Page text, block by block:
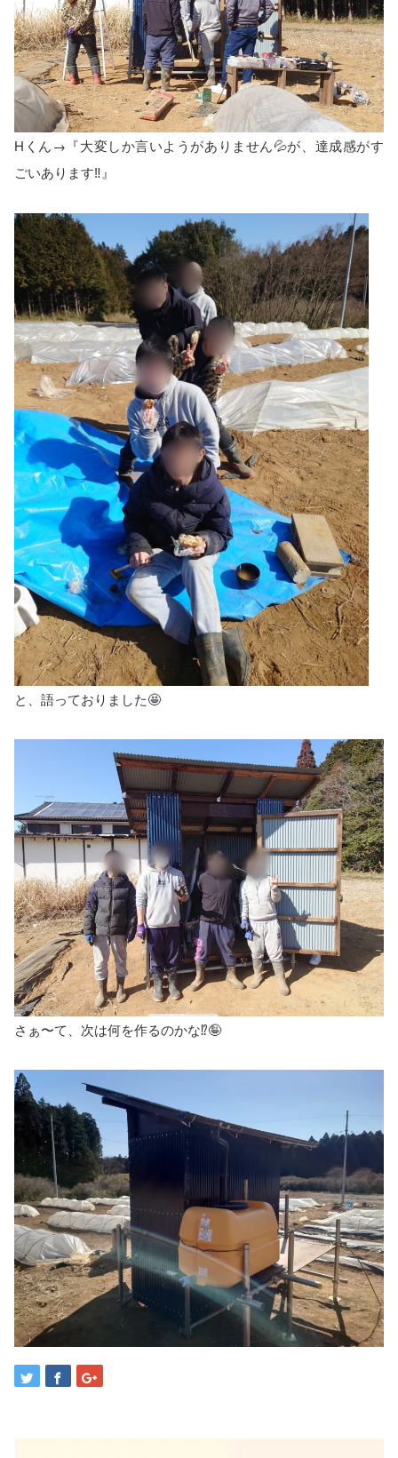
Hくん→『大変しか言いようがありません💦が、達成感がす
ごいあります‼️』
と、語っておりました🤩
さぁ〜て、次は何を作るのかな⁉️🤪